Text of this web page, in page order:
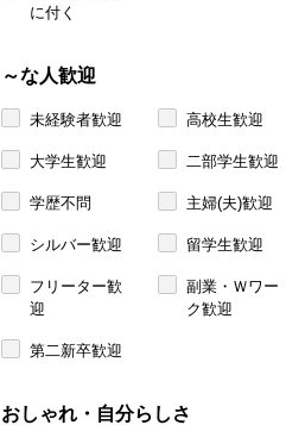
に付く
～な人歓迎
未経験者歓迎 高校生歓迎
大学生歓迎 二部学生歓迎
学歴不問 主婦(夫)歓迎
シルバー歓迎 留学生歓迎
フリーター歓
迎
副業・Ｗワー
ク歓迎
第二新卒歓迎
おしゃれ・自分らしさ